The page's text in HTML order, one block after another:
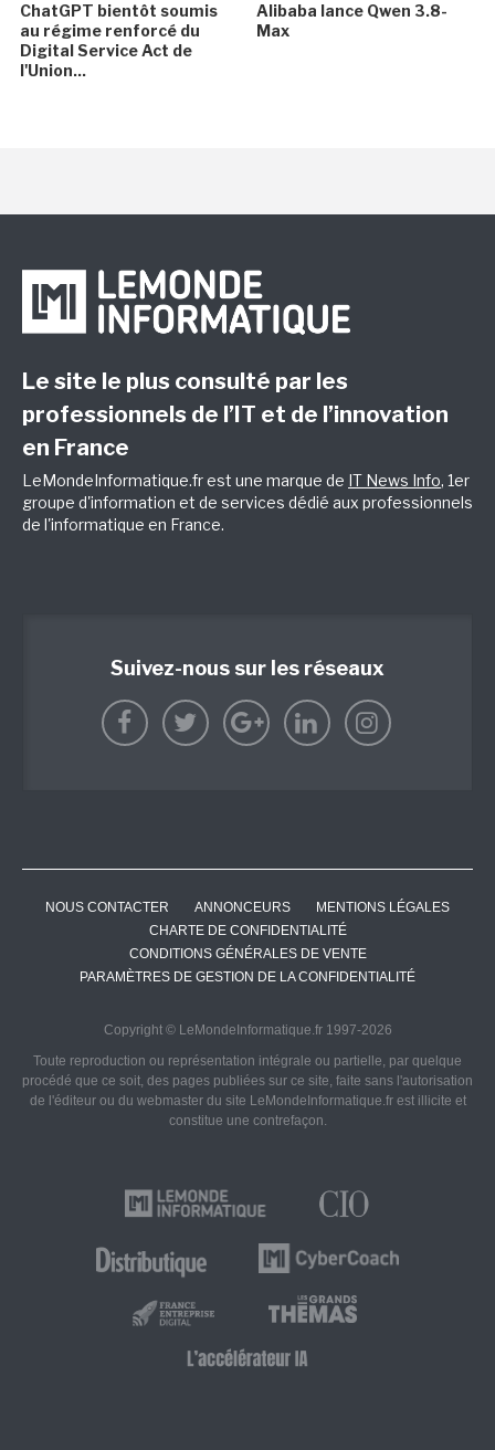
ChatGPT bientôt soumis
au régime renforcé du
Digital Service Act de
l'Union...
Alibaba lance Qwen 3.8-
Max
Le site le plus consulté par les
professionnels de l’IT et de l’innovation
en France
LeMondeInformatique.fr est une marque de IT News Info, 1er
groupe d'information et de services dédié aux professionnels
de l'informatique en France.
Suivez-nous sur les réseaux
NOUS CONTACTER ANNONCEURS
MENTIONS LÉGALES
CHARTE DE CONFIDENTIALITÉ
CONDITIONS GÉNÉRALES DE VENTE
PARAMÈTRES DE GESTION DE LA CONFIDENTIALITÉ
Copyright © LeMondeInformatique.fr 1997-2026
Toute reproduction ou représentation intégrale ou partielle, par quelque
procédé que ce soit, des pages publiées sur ce site, faite sans l'autorisation
de l'éditeur ou du webmaster du site LeMondeInformatique.fr est illicite et
constitue une contrefaçon.